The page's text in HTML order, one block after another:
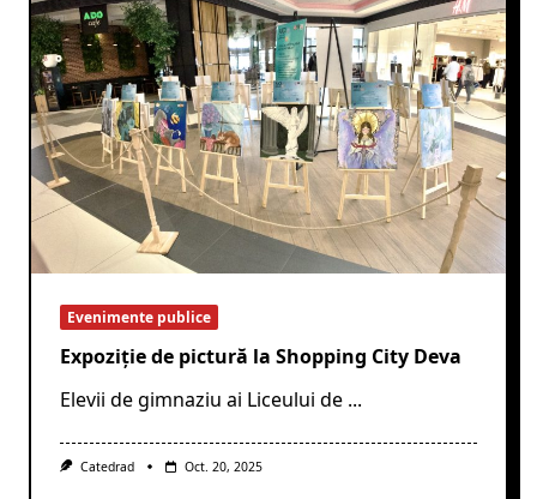
Evenimente publice
Expoziție de pictură la Shopping City Deva
Elevii de gimnaziu ai Liceului de ...
Catedrad Oct. 20, 2025